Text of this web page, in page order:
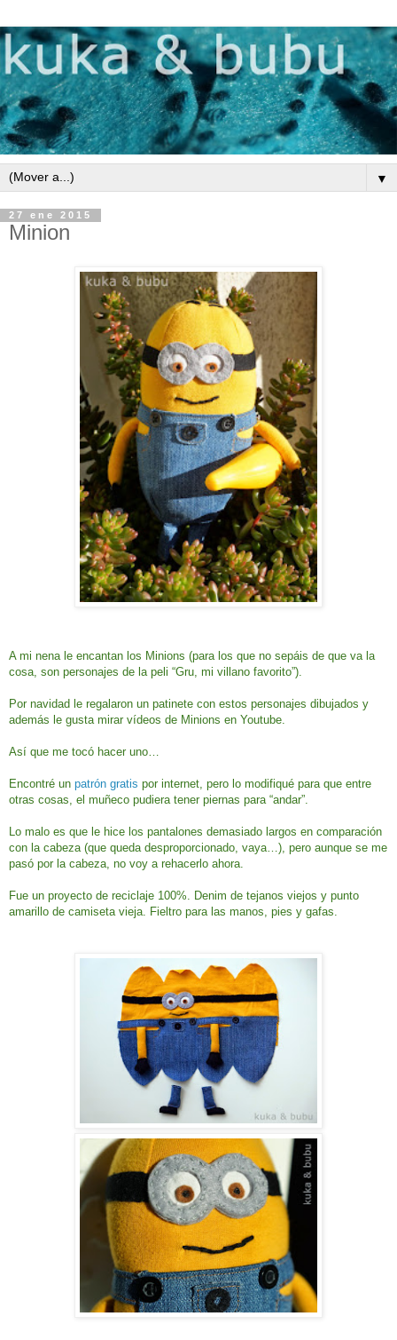
▼
27 ene 2015
Minion
A mi nena le encantan los Minions (para los que no sepáis de que va la
cosa, son personajes de la peli “Gru, mi villano favorito”).
Por navidad le regalaron un patinete con estos personajes dibujados y
además le gusta mirar vídeos de Minions en Youtube.
Así que me tocó hacer uno…
Encontré un patrón gratis por internet, pero lo modifiqué para que entre
otras cosas, el muñeco pudiera tener piernas para “andar”.
Lo malo es que le hice los pantalones demasiado largos en comparación
con la cabeza (que queda desproporcionado, vaya…), pero aunque se me
pasó por la cabeza, no voy a rehacerlo ahora.
Fue un proyecto de reciclaje 100%. Denim de tejanos viejos y punto
amarillo de camiseta vieja. Fieltro para las manos, pies y gafas.